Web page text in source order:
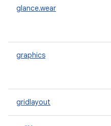
glance.wear
graphics
gridlayout